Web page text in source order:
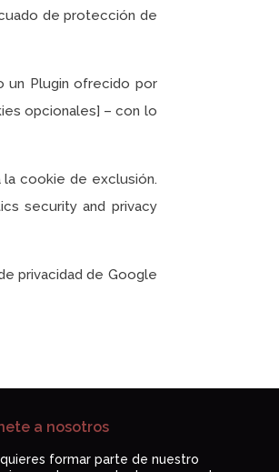
de protección de
un Plugin ofrecido por
opcionales] – con lo
la cookie de exclusión.
security and privacy
privacidad de Google
a nosotros
formar parte de nuestro